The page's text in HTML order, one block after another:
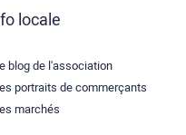
locale
blog de l'association
portraits de commerçants
marchés